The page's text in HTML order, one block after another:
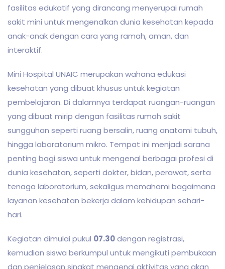
fasilitas edukatif yang dirancang menyerupai rumah
sakit mini untuk mengenalkan dunia kesehatan kepada
anak-anak dengan cara yang ramah, aman, dan
interaktif.
Mini Hospital UNAIC merupakan wahana edukasi
kesehatan yang dibuat khusus untuk kegiatan
pembelajaran. Di dalamnya terdapat ruangan-ruangan
yang dibuat mirip dengan fasilitas rumah sakit
sungguhan seperti ruang bersalin, ruang anatomi tubuh,
hingga laboratorium mikro. Tempat ini menjadi sarana
penting bagi siswa untuk mengenal berbagai profesi di
dunia kesehatan, seperti dokter, bidan, perawat, serta
tenaga laboratorium, sekaligus memahami bagaimana
layanan kesehatan bekerja dalam kehidupan sehari-
hari.
Kegiatan dimulai pukul 07.30dengan registrasi,
kemudian siswa berkumpul untuk mengikuti pembukaan